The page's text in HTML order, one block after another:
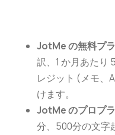
JotMe の無料プ
訳、1 か月あたり
レジット (メモ、
けます。
JotMe のプロプ
分、500分の文字